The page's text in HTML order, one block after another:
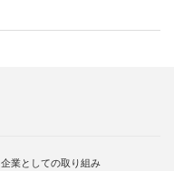
企業としての取り組み